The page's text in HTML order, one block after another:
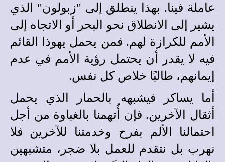
عاملة فينا. بهذا ينطلق إلى "زبولون" الذي
يشير إلى الانطلاق نحو البحر أو الاتجاه إلى
الأمم للكرازة لهم. فمن يحمل يهوذا القائم
فيه لا يقدر أن يحتمل رؤية الأمم في عدم
إيمانهم، طالبًا خلاص كل نفس.
أما يساكر فيشبهه بالحمار الذي يحمل
أثقال الآخرين. فإن أُتهمنا بالغباوة من أجل
احتمالنا الألم بفرح وخدمتنا للآخرين فلا
نهرب بل نتقدم للعمل بلا ضجر، متشبهين